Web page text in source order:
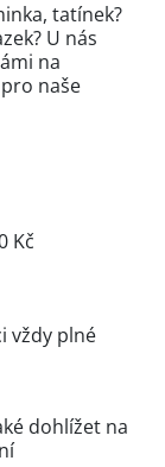
tatínek?
U nás
na
naše
Kč
vždy plné
dohlížet na